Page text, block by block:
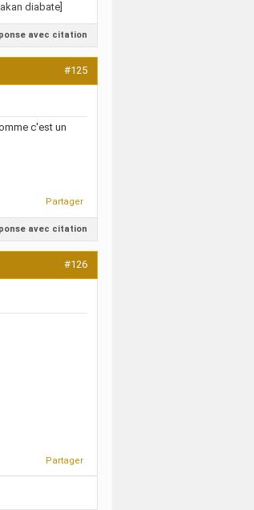
diabate]
avec citation
#125
c'est un
Partager
avec citation
#126
Partager